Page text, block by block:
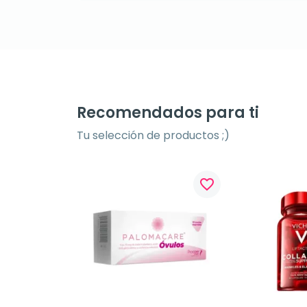
Recomendados para ti
Tu selección de productos ;)
favorite_border